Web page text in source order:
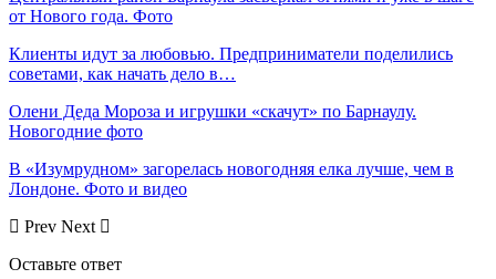
от Нового года. Фото
Клиенты идут за любовью. Предприниматели поделились
советами, как начать дело в…
Олени Деда Мороза и игрушки «скачут» по Барнаулу.
Новогодние фото
В «Изумрудном» загорелась новогодняя елка лучше, чем в
Лондоне. Фото и видео
Prev Next
Оставьте ответ